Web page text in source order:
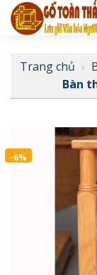
Bỏ
qua
dungTrang chủ ›
Bàn
-6%